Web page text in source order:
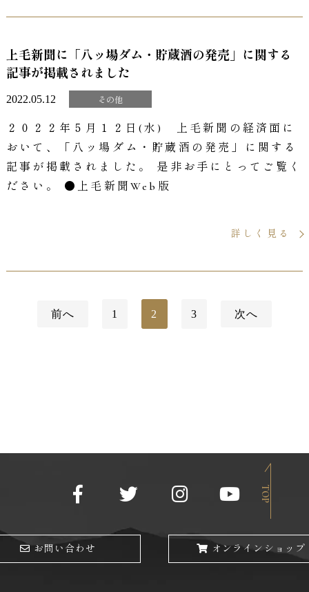
2022.05.12 その他
上毛新聞に「八ッ場ダム・貯蔵酒の発売」に関する
記事が掲載されました
２０２２年５月１２日(水) 上毛新聞の経済面に
おいて、「八ッ場ダム・貯蔵酒の発売」に関する
記事が掲載されました。 是非お手にとってご覧く
ださい。 ●上毛新聞Web版
詳しく見る
前へ 1 2 3 次へ
TOP
お問い合わせ オンラインショップ